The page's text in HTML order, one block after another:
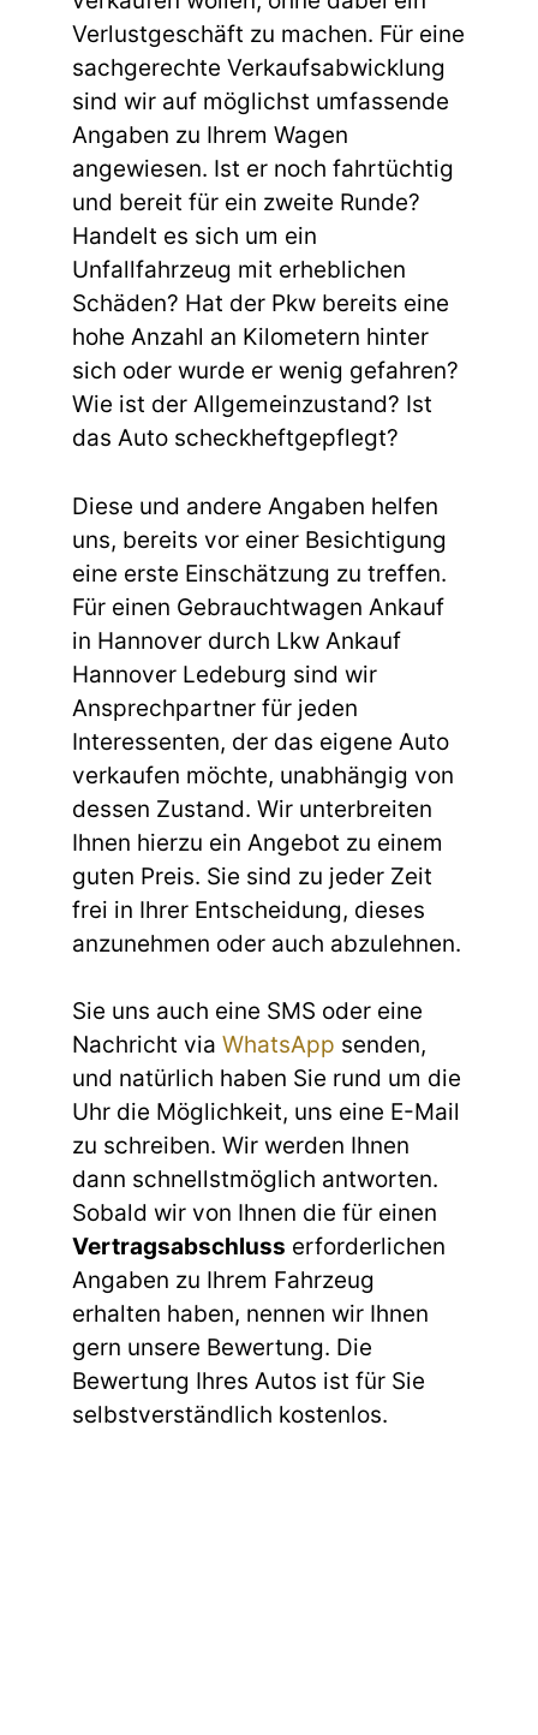
Verlustgeschäft zu machen. Für eine
sachgerechte Verkaufsabwicklung
sind wir auf möglichst umfassende
Angaben zu Ihrem Wagen
angewiesen. Ist er noch fahrtüchtig
und bereit für ein zweite Runde?
Handelt es sich um ein
Unfallfahrzeug mit erheblichen
Schäden? Hat der Pkw bereits eine
hohe Anzahl an Kilometern hinter
sich oder wurde er wenig gefahren?
Wie ist der Allgemeinzustand? Ist
das Auto scheckheftgepflegt?
Diese und andere Angaben helfen
uns, bereits vor einer Besichtigung
eine erste Einschätzung zu treffen.
Für einen Gebrauchtwagen Ankauf
in Hannover durch Lkw Ankauf
Hannover Ledeburg sind wir
Ansprechpartner für jeden
Interessenten, der das eigene Auto
verkaufen möchte, unabhängig von
dessen Zustand. Wir unterbreiten
Ihnen hierzu ein Angebot zu einem
guten Preis. Sie sind zu jeder Zeit
frei in Ihrer Entscheidung, dieses
anzunehmen oder auch abzulehnen.
Sie uns auch eine SMS oder eine
Nachricht via WhatsApp senden,
und natürlich haben Sie rund um die
Uhr die Möglichkeit, uns eine E-Mail
zu schreiben. Wir werden Ihnen
dann schnellstmöglich antworten.
Sobald wir von Ihnen die für einen
Vertragsabschluss erforderlichen
Angaben zu Ihrem Fahrzeug
erhalten haben, nennen wir Ihnen
gern unsere Bewertung. Die
Bewertung Ihres Autos ist für Sie
selbstverständlich kostenlos.